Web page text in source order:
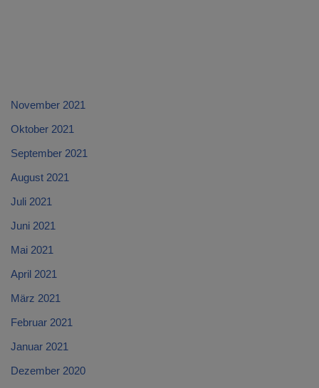
November 2021
Oktober 2021
September 2021
August 2021
Juli 2021
Juni 2021
Mai 2021
April 2021
März 2021
Februar 2021
Januar 2021
Dezember 2020